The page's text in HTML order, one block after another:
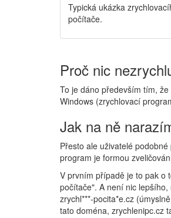
Typická ukázka
počítače.
Proč nic
To je dáno především tím,
Windows (zrychlovací
Jak na ně
Přesto ale uživatelé
program je formou
V prvním případě je to pak o
počítače". A není nic
zrychl***-pocita*e.cz
tato doména, zrychlenipc.cz